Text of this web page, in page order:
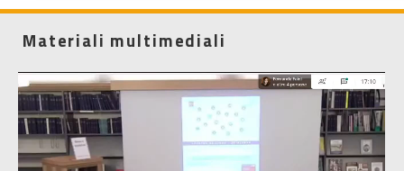
Materiali multimediali